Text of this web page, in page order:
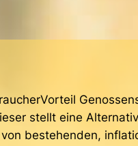
stellt eine
bestehenden,